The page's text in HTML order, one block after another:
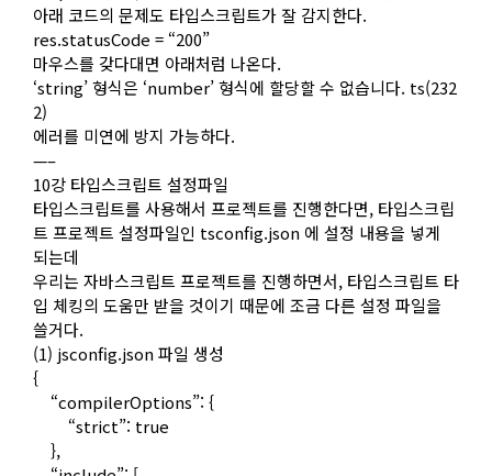
아래 코드의 문제도 타입스크립트가 잘 감지한다.
res.statusCode = “200”
마우스를 갖다대면 아래처럼 나온다.
‘string’ 형식은 ‘number’ 형식에 할당할 수 없습니다. ts(232
2)
에러를 미연에 방지 가능하다.
—–
10강 타입스크립트 설정파일
타입스크립트를 사용해서 프로젝트를 진행한다면, 타입스크립
트 프로젝트 설정파일인 tsconfig.json 에 설정 내용을 넣게
되는데
우리는 자바스크립트 프로젝트를 진행하면서, 타입스크립트 타
입 체킹의 도움만 받을 것이기 때문에 조금 다른 설정 파일을
쓸거다.
(1) jsconfig.json 파일 생성
{
“compilerOptions”: {
“strict”: true
},